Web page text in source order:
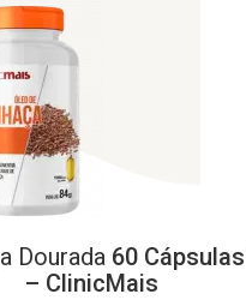
Dourada 60
– ClinicMais